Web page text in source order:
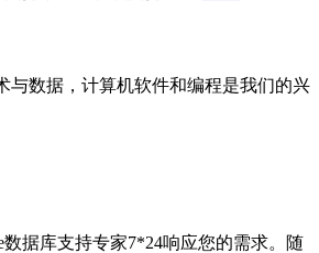
与数据，计算机软件和编程是我们的兴
数据库支持专家7*24响应您的需求。随